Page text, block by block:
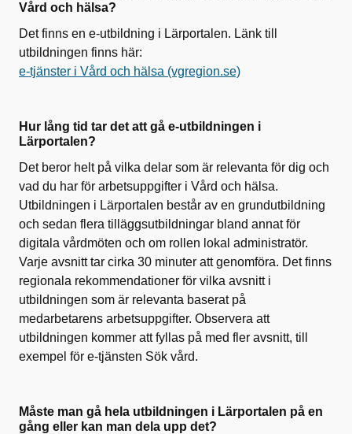
Vård och hälsa?
Det finns en e-utbildning i Lärportalen. Länk till
utbildningen finns här:
e-tjänster i Vård och hälsa (vgregion.se)
Hur lång tid tar det att gå e-utbildningen i
Lärportalen?
Det beror helt på vilka delar som är relevanta för dig och
vad du har för arbetsuppgifter i Vård och hälsa.
Utbildningen i Lärportalen består av en grundutbildning
och sedan flera tilläggsutbildningar bland annat för
digitala vårdmöten och om rollen lokal administratör.
Varje avsnitt tar cirka 30 minuter att genomföra. Det finns
regionala rekommendationer för vilka avsnitt i
utbildningen som är relevanta baserat på
medarbetarens arbetsuppgifter. Observera att
utbildningen kommer att fyllas på med fler avsnitt, till
exempel för e-tjänsten Sök vård.
Måste man gå hela utbildningen i Lärportalen på en
gång eller kan man dela upp det?